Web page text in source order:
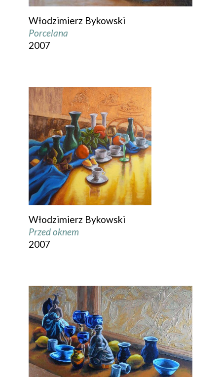
Włodzimierz Bykowski
Porcelana
2007
Włodzimierz Bykowski
Przed oknem
2007